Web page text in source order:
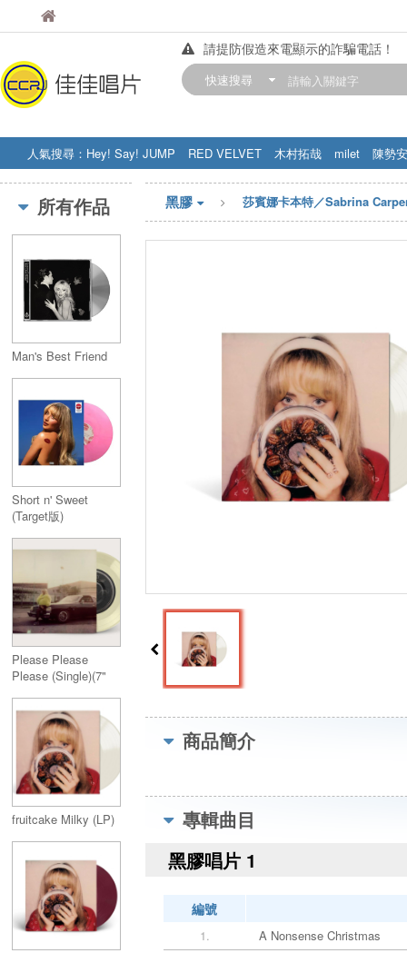
佳佳唱片
請提防假造來電顯示的詐騙電話！
【中華門市營業時間調整公告】
快速搜尋
人氣搜尋： Hey! Say! JUMP RED VELVET 木村拓哉 milet
陳勢安
STRAY KIDS
盧廣仲 周杰伦
所有作品
Man's Best Friend
Short n' Sweet
(Target版)
Vinyl)
Please Please
Please (Single)(7"
fruitcake Milky (LP)
黑膠 莎賓娜卡本特／Sabrina
商品簡介
專輯曲目
黑膠唱片 1
編號
1.
A Nonsense Christmas